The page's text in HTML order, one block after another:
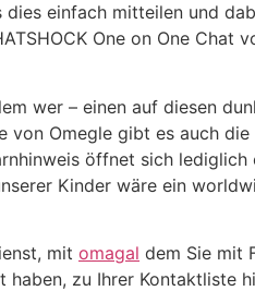
einfach mitteilen und
One on One Chat
wer – einen auf diesen
Omegle gibt es auch
öffnet sich lediglich
Kinder wäre ein
mit omagal dem Sie mit
zu Ihrer Kontaktliste